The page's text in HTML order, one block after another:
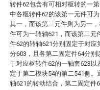
转件62包含有可相对枢转的一
中各枢转件62的该第一元件可
其一，而该第二元件则为另一
件可为一转轴621，而该第二元
件62的转轴621分别固定于对应
分603，且各第二固定件64分别
于对应枢转件62的一轴套623以
定于第二模块54的第二541侧
轴621的转动结合，第二固定件